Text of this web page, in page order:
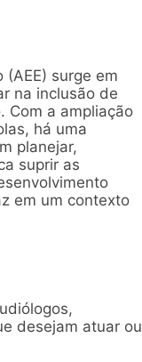
surge em
na inclusão de
Com a ampliação
há uma
planejar,
suprir as
em um contexto
desejam atuar ou